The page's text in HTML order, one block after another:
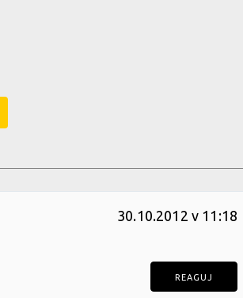
30.10.2012 v 11:18
REAGUJ